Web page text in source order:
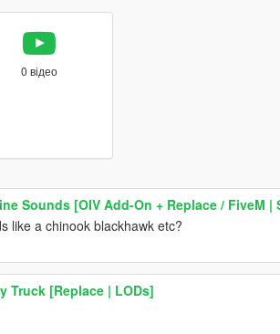
0 відео
Sounds [OIV Add-On + Replace / FiveM |
like a chinook blackhawk etc?
Truck [Replace | LODs]